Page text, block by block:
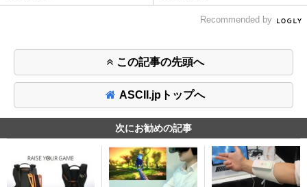
Recommended by
この記事の先頭へ
ASCII.jpトップへ
次にお勧めの記事